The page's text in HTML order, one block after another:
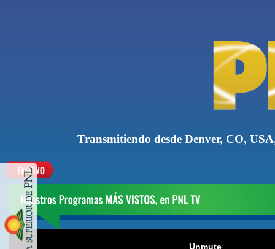
Transmitiendo desde Denver, CO,